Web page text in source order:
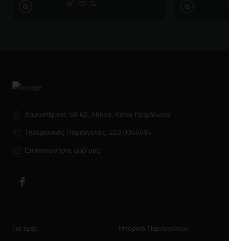
Χαμοστέρνας 58-62, Αθήνα, Κάτω Πετράλωνα
Τηλεφωνικές Παραγγελίες: 213 0055695
Επικοινωνήστε μαζί μας
Για εμάς Ιστορικό Παραγγελιών